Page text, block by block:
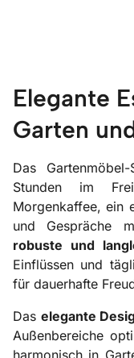
Elegante
Garten
Das
Stunden im
Morgenkaffee, ein
und Gespräche
robuste und
Einflüssen und
für dauerhafte
Das elegante
Außenbereiche
harmonisch in